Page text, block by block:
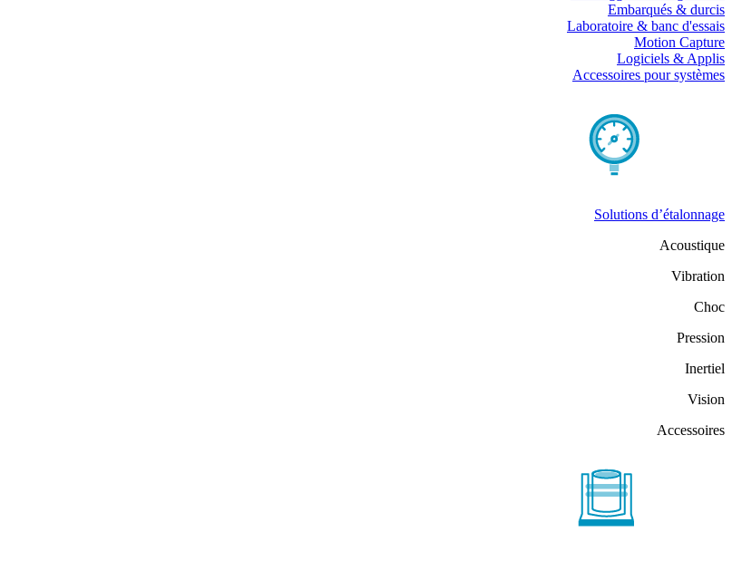
Embarqués & durcis
Laboratoire & banc d'essais
Motion Capture
Logiciels & Applis
Accessoires pour systèmes
Solutions d’étalonnage
Acoustique
Vibration
Choc
Pression
Inertiel
Vision
Accessoires